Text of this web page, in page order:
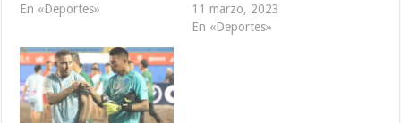
En «Deportes»
11 marzo, 2023
En «Deportes»